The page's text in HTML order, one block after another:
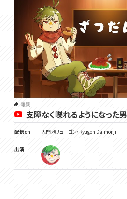
雑談
支障なく喋れるようになった男
配信ch 大門地リューゴン・Ryugon Daimonji
出演